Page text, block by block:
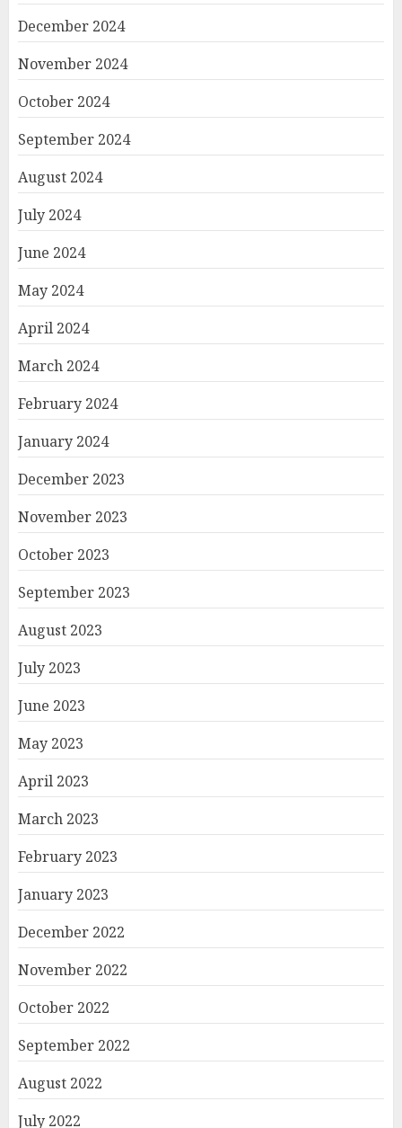
December 2024
November 2024
October 2024
September 2024
August 2024
July 2024
June 2024
May 2024
April 2024
March 2024
February 2024
January 2024
December 2023
November 2023
October 2023
September 2023
August 2023
July 2023
June 2023
May 2023
April 2023
March 2023
February 2023
January 2023
December 2022
November 2022
October 2022
September 2022
August 2022
July 2022